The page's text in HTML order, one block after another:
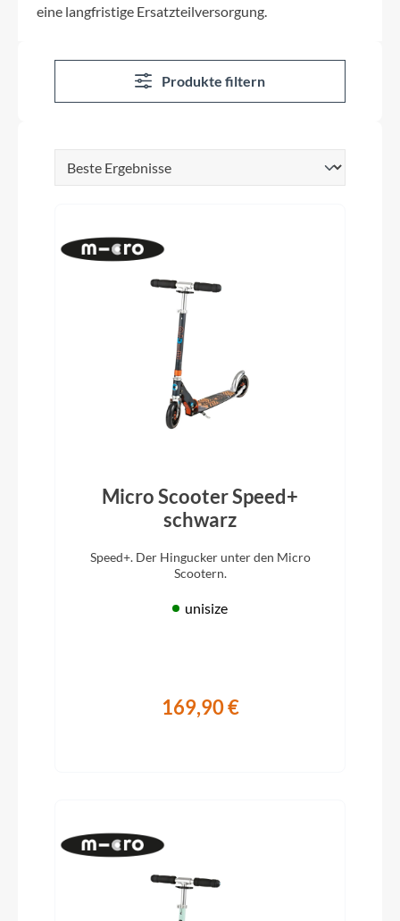
eine langfristige Ersatzteilversorgung.
Produkte filtern
Micro Scooter Speed+
schwarz
Speed+. Der Hingucker unter den Micro
Scootern.
unisize
169,90 €